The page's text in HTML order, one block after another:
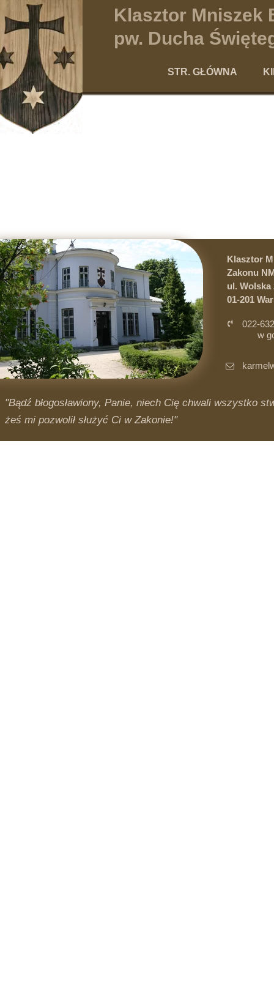
STR. GŁÓWNA
Klasztor Mniszek
pw. Ducha
022-
w
Klasztor
Zakonu
ul. Wolska
01-201
"Bądź błogosławiony, Panie, niech Cię chwali wszystko
żeś mi pozwolił służyć Ci w Zakonie!"